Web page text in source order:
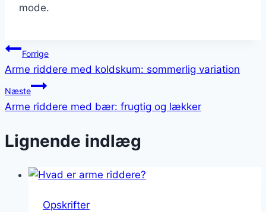
mode.
Indlægsnavigation
Forrige
Arme riddere med koldskum: sommerlig variation
Næste
Arme riddere med bær: frugtig og lækker
Lignende indlæg
Opskrifter